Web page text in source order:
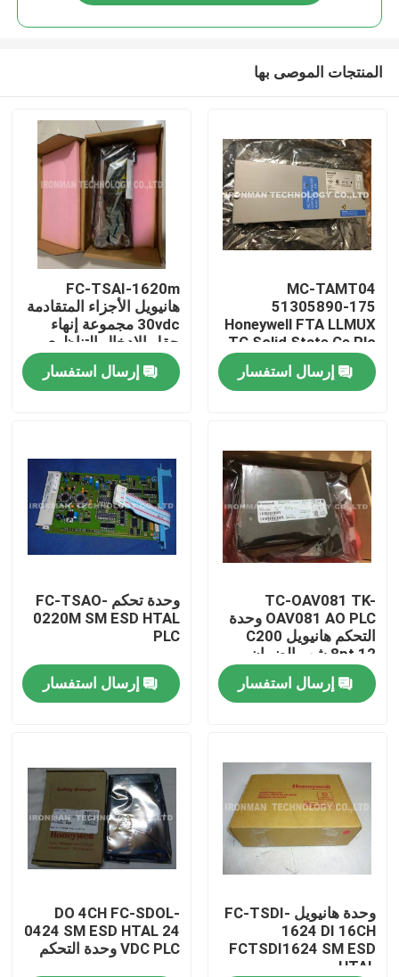
مسكن
منتجات
جولة في المعمل
مراقبة الجودة
أخبار
وحدة التحكم PLC
وحدة هانيويل PLC
المنتجات الموصى بها
MC-TAMT04
51305890-175
Honeywell FTA LLMUX
TC Solid State Ce Plc
Module
إرسال استفسار
FC-TSAI-1620m
هانيويل الأجزاء المتقادمة
30vdc مجموعة إنهاء
حقل الإدخال التناظري
إرسال استفسار
TC-OAV081 TK-
OAV081 AO PLC وحدة
التحكم هانيويل C200
8pt 12 شهر الضمان
إرسال استفسار
وحدة تحكم FC-TSAO-
0220M SM ESD HTAL
PLC
إرسال استفسار
وحدة هانيويل FC-TSDI-
1624 DI 16CH
FCTSDI1624 SM ESD
HTAL
DO 4CH FC-SDOL-
0424 SM ESD HTAL 24
VDC PLC وحدة التحكم